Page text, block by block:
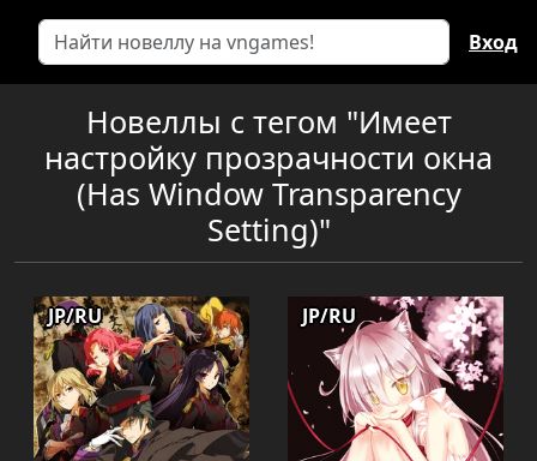
Вход
Новеллы с тегом "Имеет
настройку прозрачности окна
(Has Window Transparency
Setting)"
JP/RU JP/RU